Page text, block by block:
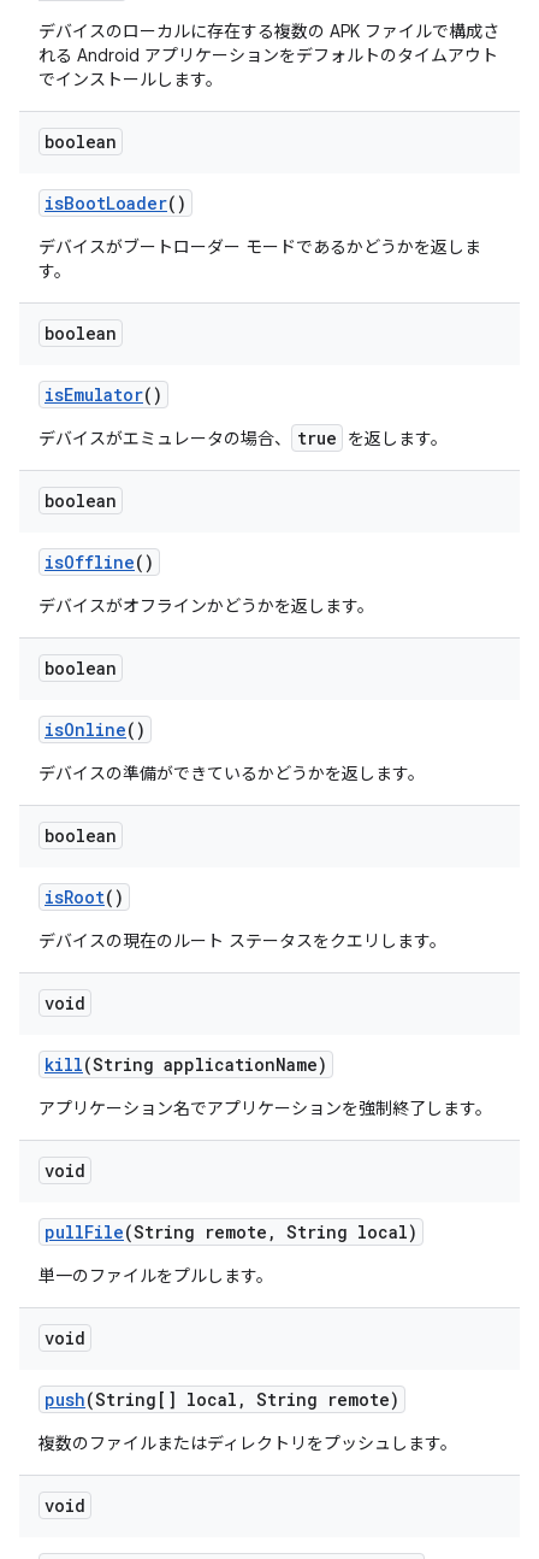
デバイスのローカルに存在する複数の APK ファイルで構成さ
れる Android アプリケーションをデフォルトのタイムアウト
でインストールします。
boolean
isBootLoader()
デバイスがブートローダー モードであるかどうかを返しま
す。
boolean
isEmulator()
デバイスがエミュレータの場合、 true を返します。
boolean
isOffline()
デバイスがオフラインかどうかを返します。
boolean
isOnline()
デバイスの準備ができているかどうかを返します。
boolean
isRoot()
デバイスの現在のルート ステータスをクエリします。
void
kill(String applicationName)
アプリケーション名でアプリケーションを強制終了します。
void
pullFile(String remote , String local)
単一のファイルをプルします。
void
push(String[] local , String remote)
複数のファイルまたはディレクトリをプッシュします。
void